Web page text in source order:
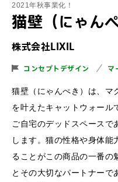
2021年秋事業化！
猫壁（にゃんぺ
株式会社LIXIL
コンセプトデザイン マ
猫壁（にゃんぺき）は、マ
を叶えたキャットウォール
ご自宅のデッドスペースで
します。猫の性格や身体
ることがこの商品の一番の
とその大切なパートナーで